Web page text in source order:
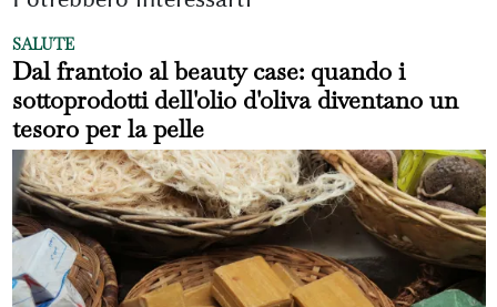
SALUTE
Dal frantoio al beauty case: quando i
sottoprodotti dell'olio d'oliva diventano un
tesoro per la pelle